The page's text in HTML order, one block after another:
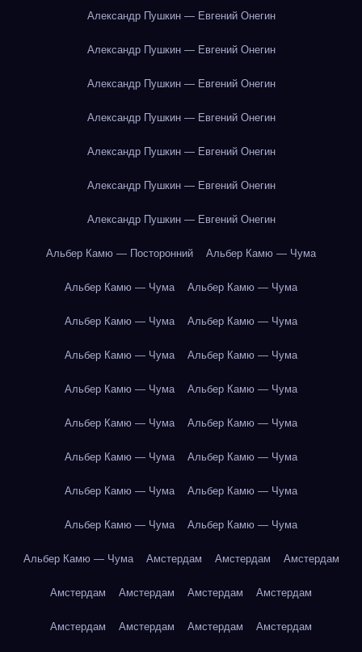
Александр Пушкин — Евгений Онегин
Александр Пушкин — Евгений Онегин
Александр Пушкин — Евгений Онегин
Александр Пушкин — Евгений Онегин
Александр Пушкин — Евгений Онегин
Александр Пушкин — Евгений Онегин
Александр Пушкин — Евгений Онегин
Альбер Камю — Посторонний Альбер Камю — Чума
Альбер Камю — Чума Альбер Камю — Чума
Альбер Камю — Чума Альбер Камю — Чума
Альбер Камю — Чума Альбер Камю — Чума
Альбер Камю — Чума Альбер Камю — Чума
Альбер Камю — Чума Альбер Камю — Чума
Альбер Камю — Чума Альбер Камю — Чума
Альбер Камю — Чума Альбер Камю — Чума
Альбер Камю — Чума Альбер Камю — Чума
Альбер Камю — Чума Амстердам Амстердам Амстердам
Амстердам Амстердам Амстердам Амстердам
Амстердам Амстердам Амстердам Амстердам